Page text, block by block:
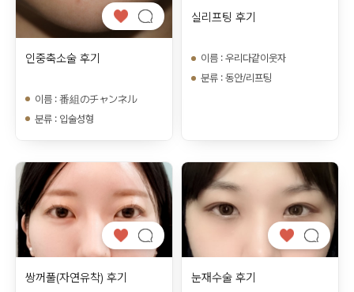
인중축소술 후기
이름 : 番組のチャンネル
분류 : 입술성형
실리프팅 후기
이름 : 우리다같이웃자
분류 : 동안/리프팅
쌍꺼풀(자연유착) 후기 눈재수술 후기